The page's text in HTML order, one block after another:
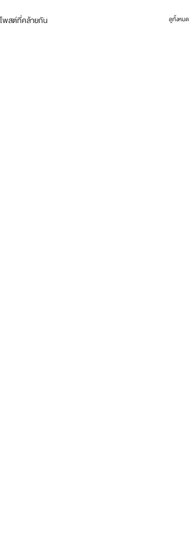
โพสต์ที่คล้ายกัน ดูทั้งหมด